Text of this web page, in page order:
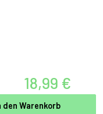
18,99 €
den Warenkorb